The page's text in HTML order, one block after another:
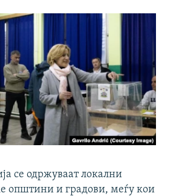
се одржуваат локални
општини и градови, меѓу кои